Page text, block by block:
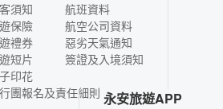
須知
保險
禮券
短片
印花
航班資料
航空公司資料
惡劣天氣通知
簽證及入境須知
團報名及責任細則 永安旅遊APP